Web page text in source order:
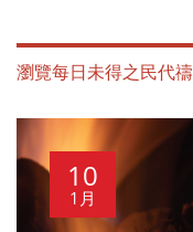
瀏覽每日未得之民代禱
10
1月